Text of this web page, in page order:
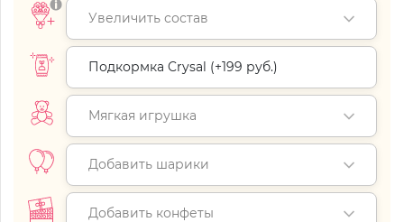
Увеличить состав
Подкормка Crysal (+199 руб.)
Мягкая игрушка
Добавить шарики
Добавить конфеты